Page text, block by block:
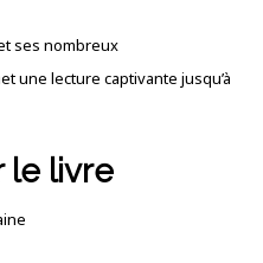
ses nombreux
une lecture captivante jusqu’à
le livre